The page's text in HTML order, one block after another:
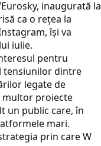
inaugurată la
ca o rețea la
își va
iulie.
pentru
tensiunilor dintre
legate de
multor proiecte
un public care, în
mari.
prin care W